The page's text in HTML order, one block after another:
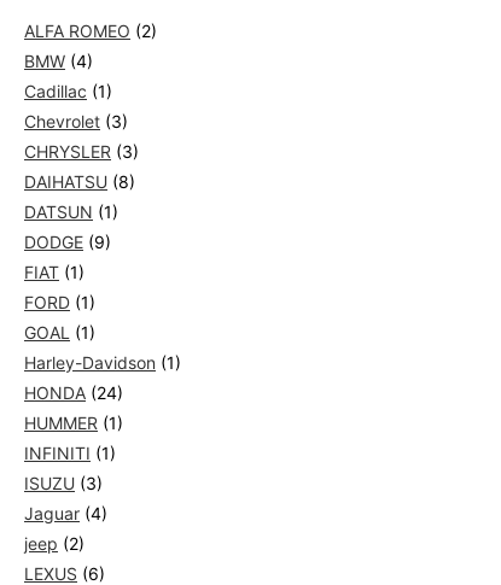
ALFA ROMEO (2)
BMW (4)
Cadillac (1)
Chevrolet (3)
CHRYSLER (3)
DAIHATSU (8)
DATSUN (1)
DODGE (9)
FIAT (1)
FORD (1)
GOAL (1)
Harley-Davidson (1)
HONDA (24)
HUMMER (1)
INFINITI (1)
ISUZU (3)
Jaguar (4)
jeep (2)
LEXUS (6)